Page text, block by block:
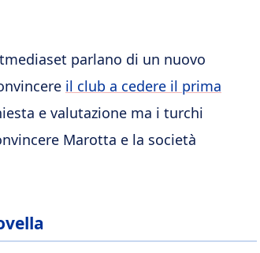
parlano di un nuovo
il club a cedere il prima
e valutazione ma i turchi
Marotta e la società